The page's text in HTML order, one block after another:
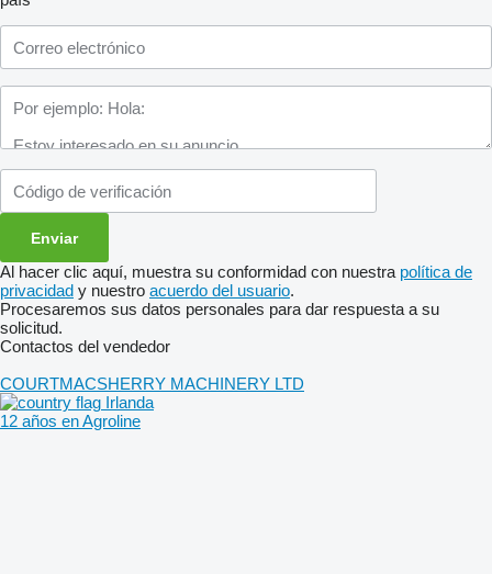
Al hacer clic aquí, muestra su conformidad con nuestra política de
privacidad y nuestro acuerdo del usuario.
Procesaremos sus datos personales para dar respuesta a su
solicitud.
Contactos del vendedor
COURTMACSHERRY MACHINERY LTD
Irlanda
12 años en Agroline